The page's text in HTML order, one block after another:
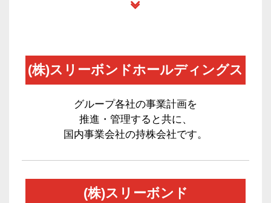
(株)スリーボンドホールディングス
グループ各社の事業計画を
推進・管理すると共に、
国内事業会社の持株会社です。
(株)スリーボンド